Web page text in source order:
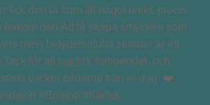
fick den ta form till något unikt, precis
bakom den.Att få skapa smycken som
mest betydelsefulla stunder är ett
för att jag fick förtroendet, och
vackra bilderna från er dag. ❤️
#Bröllop #Kärlek